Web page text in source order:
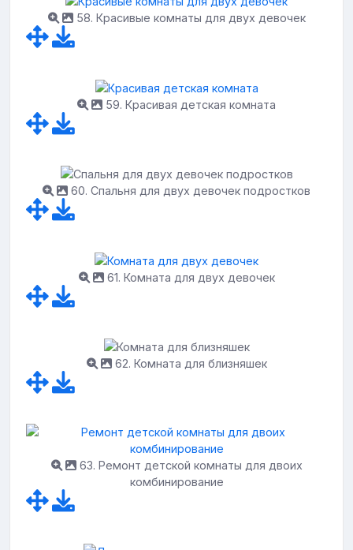
58. Красивые комнаты для двух девочек
59. Красивая детская комната
60. Спальня для двух девочек подростков
61. Комната для двух девочек
62. Комната для близняшек
63. Ремонт детской комнаты для двоих
комбинирование